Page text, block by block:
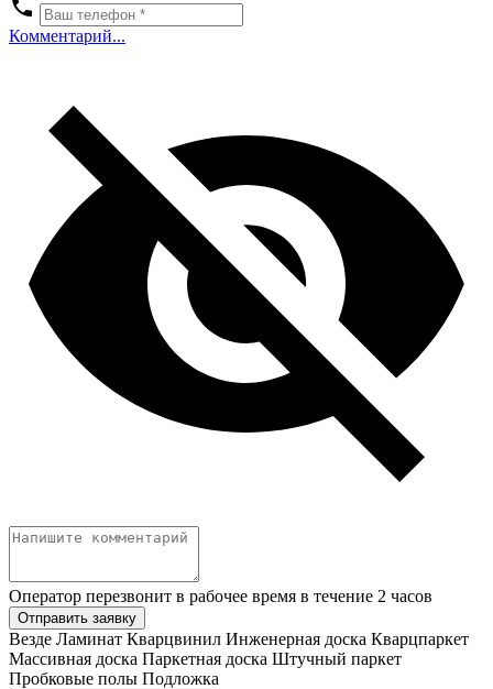
Комментарий...
Оператор перезвонит в рабочее время в течение 2 часов
Отправить заявку
Везде Ламинат Кварцвинил Инженерная доска Кварцпаркет
Массивная доска Паркетная доска Штучный паркет
Пробковые полы Подложка